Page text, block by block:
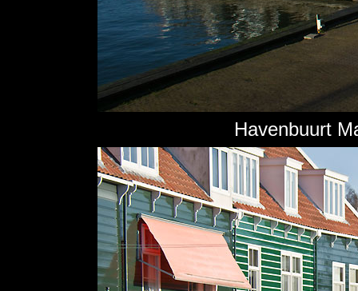
Havenbuurt